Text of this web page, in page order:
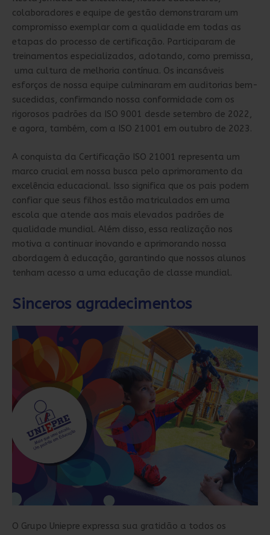
colaboradores e equipe de gestão demonstraram um
compromisso exemplar com a qualidade em todas as
etapas do processo de certificação. Participaram de
treinamentos especializados, adotando, como premissa,
uma cultura de melhoria contínua. Os incansáveis
esforços de nossa equipe culminaram em auditorias bem-
sucedidas, confirmando nossa conformidade com os
rigorosos padrões da ISO 9001 desde setembro de 2022,
e agora, também, com a ISO 21001 em outubro de 2023.
A conquista da Certificação ISO 21001 representa um
marco crucial em nossa busca pelo aprimoramento da
excelência educacional. Isso significa que os pais podem
confiar que seus filhos estão matriculados em uma
escola que atende aos mais elevados padrões de
qualidade mundial. Além disso, essa realização nos
motiva a continuar inovando e aprimorando nossa
abordagem à educação, garantindo que nossos alunos
tenham acesso a uma educação de classe mundial.
Sinceros agradecimentos
O Grupo Uniepre expressa sua gratidão a todos os